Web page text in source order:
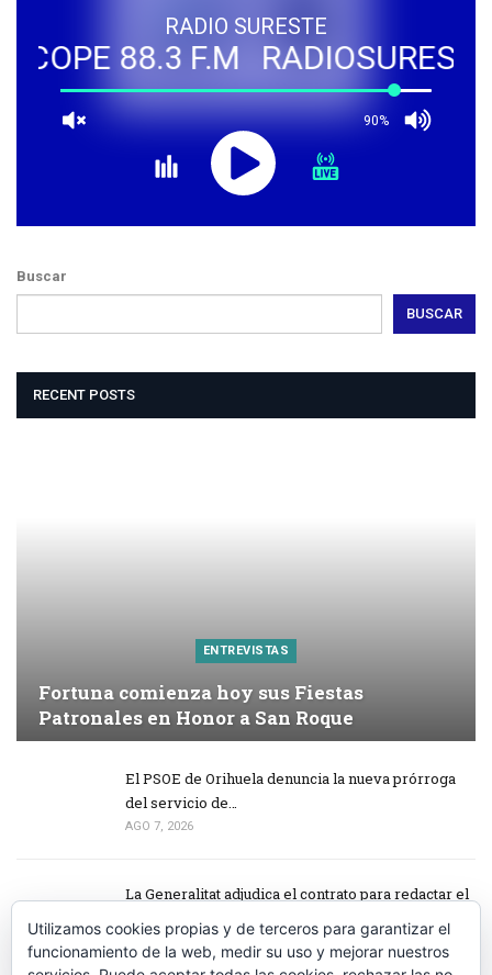
RADIO SURESTE
88.3 F.M
90%
Buscar
BUSCAR
RECENT POSTS
ENTREVISTAS
Fortuna comienza hoy sus Fiestas
Patronales en Honor a San Roque
El PSOE de Orihuela denuncia la nueva prórroga
del servicio de…
AGO 7, 2026
La Generalitat adjudica el contrato para redactar el
proyecto de…
AGO 7, 2026
Utilizamos cookies propias y de terceros para garantizar el
funcionamiento de la web, medir su uso y mejorar nuestros